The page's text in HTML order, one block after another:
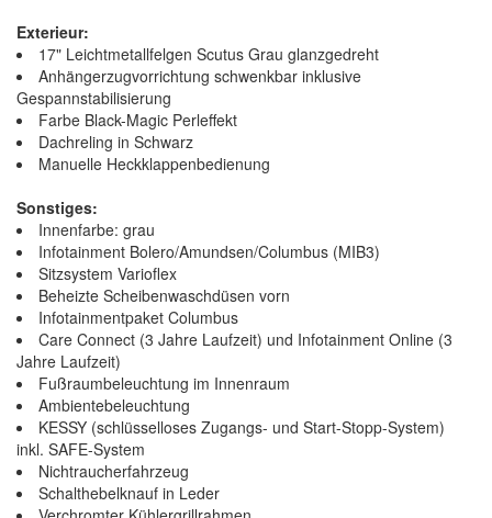
Exterieur:
17" Leichtmetallfelgen Scutus Grau glanzgedreht
Anhängerzugvorrichtung schwenkbar inklusive
Gespannstabilisierung
Farbe Black-Magic Perleffekt
Dachreling in Schwarz
Manuelle Heckklappenbedienung
Sonstiges:
Innenfarbe: grau
Infotainment Bolero/Amundsen/Columbus (MIB3)
Sitzsystem Varioflex
Beheizte Scheibenwaschdüsen vorn
Infotainmentpaket Columbus
Care Connect (3 Jahre Laufzeit) und Infotainment Online (3
Jahre Laufzeit)
Fußraumbeleuchtung im Innenraum
Ambientebeleuchtung
KESSY (schlüsselloses Zugangs- und Start-Stopp-System)
inkl. SAFE-System
Nichtraucherfahrzeug
Schalthebelknauf in Leder